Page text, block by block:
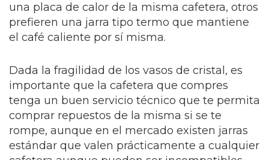
una placa de calor de la misma cafetera, otros
prefieren una jarra tipo termo que mantiene
el café caliente por sí misma.
Dada la fragilidad de los vasos de cristal, es
importante que la cafetera que compres
tenga un buen servicio técnico que te permita
comprar repuestos de la misma si se te
rompe, aunque en el mercado existen jarras
estándar que valen prácticamente a cualquier